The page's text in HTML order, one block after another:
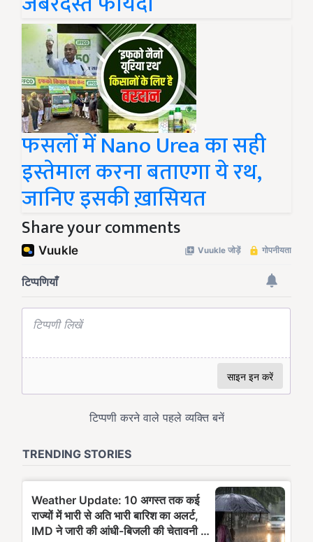
फसलों में Nano Urea का सही
इस्तेमाल करना बताएगा ये रथ,
जानिए इसकी ख़ासियत
Share your comments